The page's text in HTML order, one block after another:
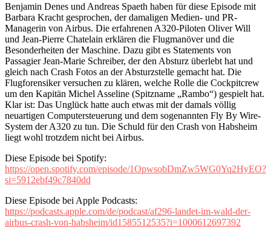
Benjamin Denes und Andreas Spaeth haben für diese Episode mit
Barbara Kracht gesprochen, der damaligen Medien- und PR-
Managerin von Airbus. Die erfahrenen A320-Piloten Oliver Will
und Jean-Pierre Chatelain erklären die Flugmanöver und die
Besonderheiten der Maschine. Dazu gibt es Statements von
Passagier Jean-Marie Schreiber, der den Absturz überlebt hat und
gleich nach Crash Fotos an der Absturzstelle gemacht hat. Die
Flugforensiker versuchen zu klären, welche Rolle die Cockpitcrew
um den Kapitän Michel Asseline (Spitzname „Rambo“) gespielt hat.
Klar ist: Das Unglück hatte auch etwas mit der damals völlig
neuartigen Computersteuerung und dem sogenannten Fly By Wire-
System der A320 zu tun. Die Schuld für den Crash von Habsheim
liegt wohl trotzdem nicht bei Airbus.
Diese Episode bei Spotify:
https://open.spotify.com/episode/1OpwsobDmZw5WG0Yq2HyEO?
si=5912ebf49c7840dd
Diese Episode bei Apple Podcasts:
https://podcasts.apple.com/de/podcast/af296-landet-im-wald-der-
airbus-crash-von-habsheim/id1585512535?i=1000612697392